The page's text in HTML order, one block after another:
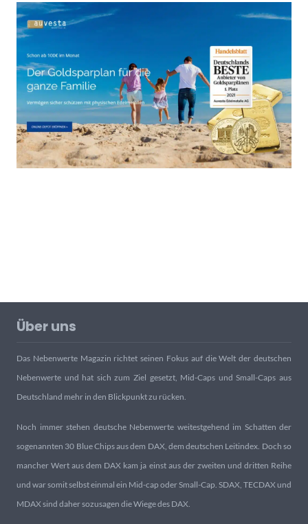
Über uns
Das Nebenwerte Magazin richtet seinen Fokus auf die Welt der deutschen
Nebenwerte und hat sich zum Ziel gesetzt, Mid-Caps und Small-Caps aus
Deutschland mehr in den Blickpunkt zu rücken.
Noch immer stehen deutsche Nebenwerte weitestgehend im Schatten der
sogenannten 30 Blue Chips aus dem DAX, dem deutschen Leitindex. Doch so
mancher Wert aus dem DAX kam ja einst aus der zweiten und dritten Reihe
und war somit selbst einmal ein Mid-cap oder Small-Cap. SDAX, TECDAX und
MDAX sind daher sozusagen die Wiege des DAX.